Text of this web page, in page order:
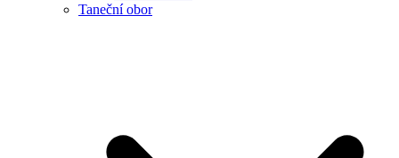
Taneční obor